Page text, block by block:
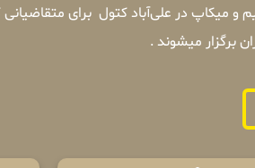
میکاپ در علی‌آباد کتول برای متقاضیانی